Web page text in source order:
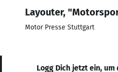
Layouter,
Motor Presse Stuttgart
Logg Dich jetzt ein,